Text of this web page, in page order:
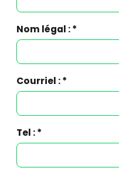
Nom légal : *
Courriel : *
Tel : *